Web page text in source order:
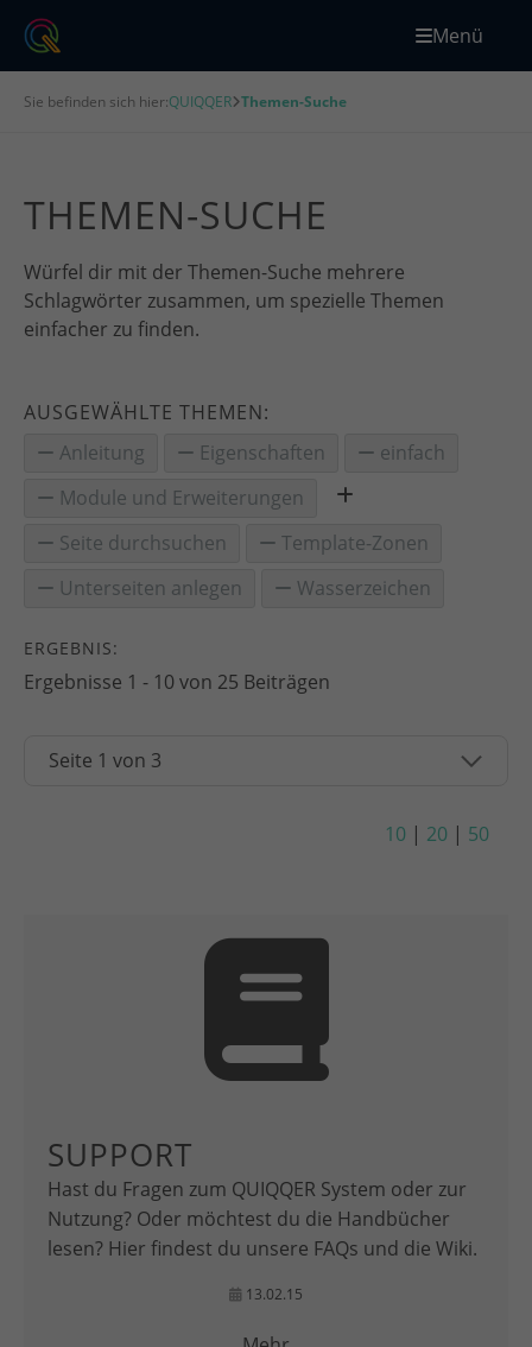
Menü
Sie befinden sich hier:QUIQQER Themen-Suche
THEMEN-SUCHE
Würfel dir mit der Themen-Suche mehrere
Schlagwörter zusammen, um spezielle Themen
einfacher zu finden.
AUSGEWÄHLTE THEMEN:
Anleitung
Eigenschaften
einfach
Module und Erweiterungen
Seite durchsuchen
Template-Zonen
Unterseiten anlegen
Wasserzeichen
ERGEBNIS:
Ergebnisse 1 - 10 von 25 Beiträgen
10 | 20 | 50
SUPPORT
Hast du Fragen zum QUIQQER System oder zur
Nutzung? Oder möchtest du die Handbücher
lesen? Hier findest du unsere FAQs und die Wiki.
13.02.15